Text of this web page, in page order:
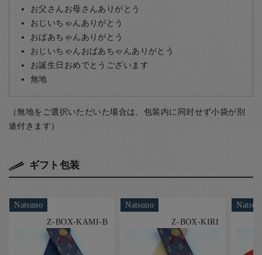
お父さんお母さんありがとう
おじいちゃんありがとう
おばあちゃんありがとう
おじいちゃんおばあちゃんありがとう
お誕生日おめでとうございます
無地
（無地をご選択いただいた場合は、包装内に同封せず小袋が別
途付きます）
ギフト包装
Natsuno
Z-BOX-KAMI-B
Natsuno
Z-BOX-KIRI